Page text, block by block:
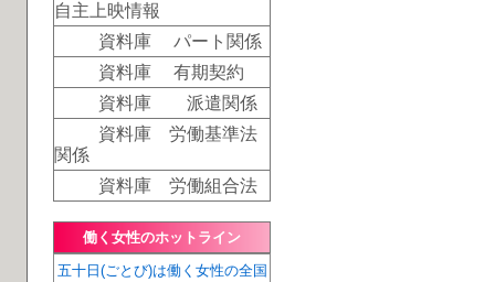
自主上映情報
資料庫 パート関係
資料庫 有期契約
資料庫 派遣関係
資料庫 労働基準法
関係
資料庫 労働組合法
働く女性のホットライン
五十日(ごとび)は働く女性の全国